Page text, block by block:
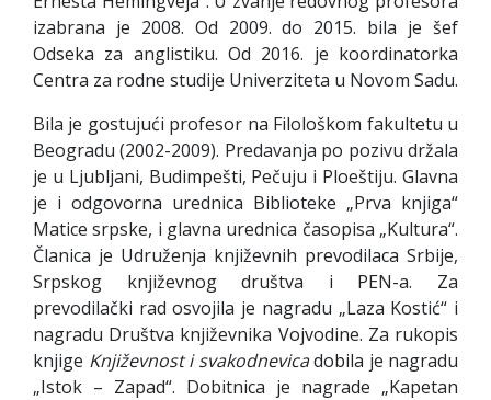
izabrana je 2008. Od 2009. do 2015. bila je šef
Odseka za anglistiku. Od 2016. je koordinatorka
Centra za rodne studije Univerziteta u Novom Sadu.
Bila je gostujući profesor na Filološkom fakultetu u
Beogradu (2002-2009). Predavanja po pozivu držala
je u Ljubljani, Budimpešti, Pečuju i Ploeštiju. Glavna
je i odgovorna urednica Biblioteke „Prva knjiga“
Matice srpske, i glavna urednica časopisa „Kultura“.
Članica je Udruženja književnih prevodilaca Srbije,
Srpskog književnog društva i PEN-a. Za
prevodilački rad osvojila je nagradu „Laza Kostić“ i
nagradu Društva književnika Vojvodine. Za rukopis
knjige Književnost i svakodnevicadobila je nagradu
„Istok – Zapad“. Dobitnica je nagrade „Kapetan